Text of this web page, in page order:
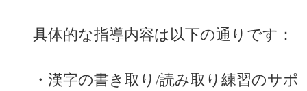
具体的な指導内容は以下の通りです：
・漢字の書き取り/読み取り練習のサポ